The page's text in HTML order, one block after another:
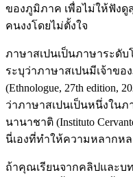
ของภูมิภาค เพื่อไม่ให้ฟังดู
คนงงโดยไม่ตั้งใจ
ภาษาสเปนเป็นภาษาระดับ
ระบุว่าภาษาสเปนมีเจ้าข
(Ethnologue, 27th edition,
ว่าภาษาสเปนเป็นหนึ่งใน
นานาชาติ (Instituto
นี่เองที่ทำให้ความหลากหล
ถ้าคุณเรียนจากคลิปและบ